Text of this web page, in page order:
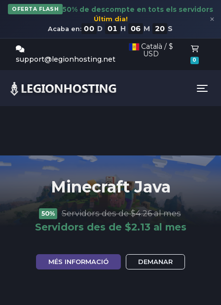
OFERTA FLASH 50% de descompte en tots els servidors
Últim dia!
Acaba en: 00 D 01 H 06 M 19 S
×
support@legionhosting.net
Català / $
USD
0 Carro
Minecraft Java
50% Servidors des de $4.26 al mes
Servidors des de $2.13 al mes
MÉS INFORMACIÓ DEMANAR